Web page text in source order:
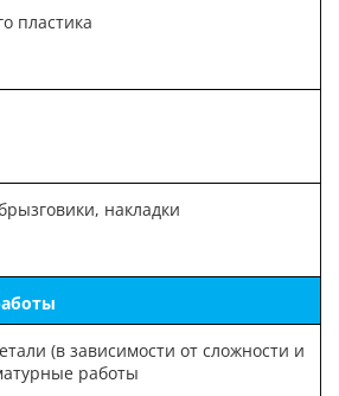
пластика
накладки
(в зависимости от сложности и
работы